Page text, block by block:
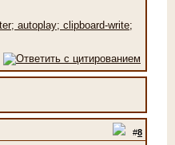
autoplay; clipboard-write;
#8